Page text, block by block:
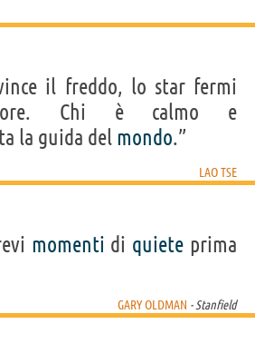
il freddo, lo star fermi
Chi è calmo e
la guida del mondo.”
LAO TSE
momenti di quiete prima
GARY OLDMAN - Stanfield